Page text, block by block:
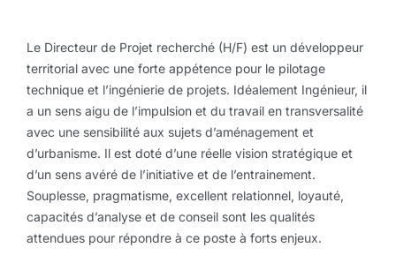
Le Directeur de Projet recherché (H/F) est un développeur
territorial avec une forte appétence pour le pilotage
technique et l’ingénierie de projets. Idéalement Ingénieur, il
a un sens aigu de l’impulsion et du travail en transversalité
avec une sensibilité aux sujets d’aménagement et
d’urbanisme. Il est doté d’une réelle vision stratégique et
d’un sens avéré de l’initiative et de l’entrainement.
Souplesse, pragmatisme, excellent relationnel, loyauté,
capacités d’analyse et de conseil sont les qualités
attendues pour répondre à ce poste à forts enjeux.